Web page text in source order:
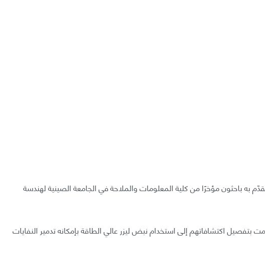
به باحثون مؤخرًا من كلية المعلومات والملاحة في الجامعة الصينية لهندسة
بتفصيل اكتشافاتهم إلى استخدام نبض ليزر عالي الطاقة بإمكانه تدمير النفايات